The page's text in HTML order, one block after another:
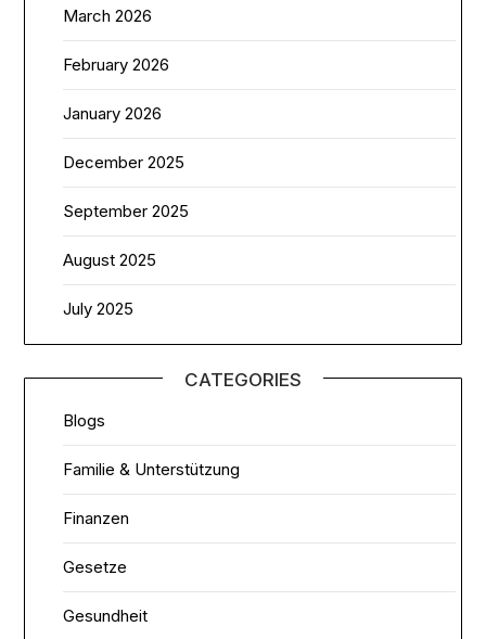
March 2026
February 2026
January 2026
December 2025
September 2025
August 2025
July 2025
CATEGORIES
Blogs
Familie & Unterstützung
Finanzen
Gesetze
Gesundheit